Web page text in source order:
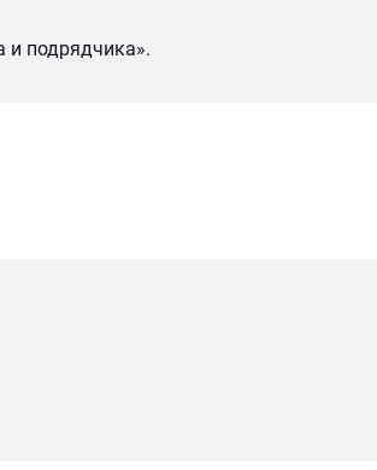
и подрядчика».